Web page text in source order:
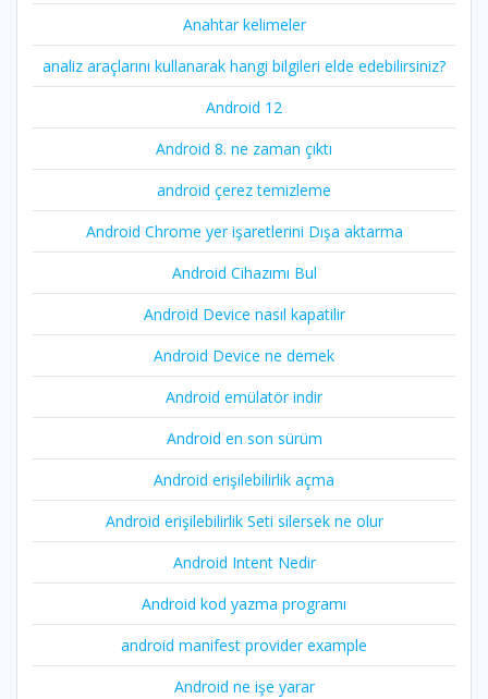
Anahtar kelimeler
analiz araçlarını kullanarak hangi bilgileri elde edebilirsiniz?
Android 12
Android 8. ne zaman çıktı
android çerez temizleme
Android Chrome yer işaretlerini Dışa aktarma
Android Cihazımı Bul
Android Device nasıl kapatilir
Android Device ne demek
Android emülatör indir
Android en son sürüm
Android erişilebilirlik açma
Android erişilebilirlik Seti silersek ne olur
Android Intent Nedir
Android kod yazma programı
android manifest provider example
Android ne işe yarar